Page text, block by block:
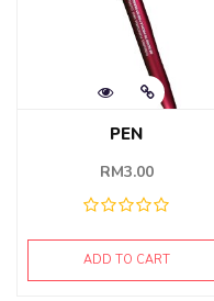
PEN
RM3.00
ADD TO CART